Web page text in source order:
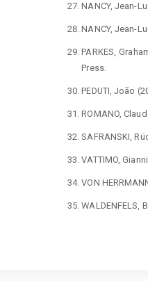
NANCY, Jean-
NANCY, Jean-
PARKES,
Press.
PEDUTI, João
ROMANO,
SAFRANSKI,
VATTIMO,
VON
WALDENFELS,